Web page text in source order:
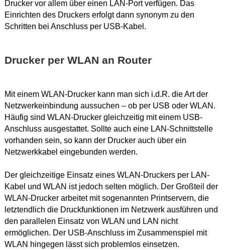
Drucker vor allem über einen LAN-Port verfügen. Das
Einrichten des Druckers erfolgt dann synonym zu den
Schritten bei Anschluss per USB-Kabel.
Drucker per WLAN an Router
Mit einem WLAN-Drucker kann man sich i.d.R. die Art der
Netzwerkeinbindung aussuchen – ob per USB oder WLAN.
Häufig sind WLAN-Drucker gleichzeitig mit einem USB-
Anschluss ausgestattet. Sollte auch eine LAN-Schnittstelle
vorhanden sein, so kann der Drucker auch über ein
Netzwerkkabel eingebunden werden.
Der gleichzeitige Einsatz eines WLAN-Druckers per LAN-
Kabel und WLAN ist jedoch selten möglich. Der Großteil der
WLAN-Drucker arbeitet mit sogenannten Printservern, die
letztendlich die Druckfunktionen im Netzwerk ausführen und
den parallelen Einsatz von WLAN und LAN nicht
ermöglichen. Der USB-Anschluss im Zusammenspiel mit
WLAN hingegen lässt sich problemlos einsetzen.